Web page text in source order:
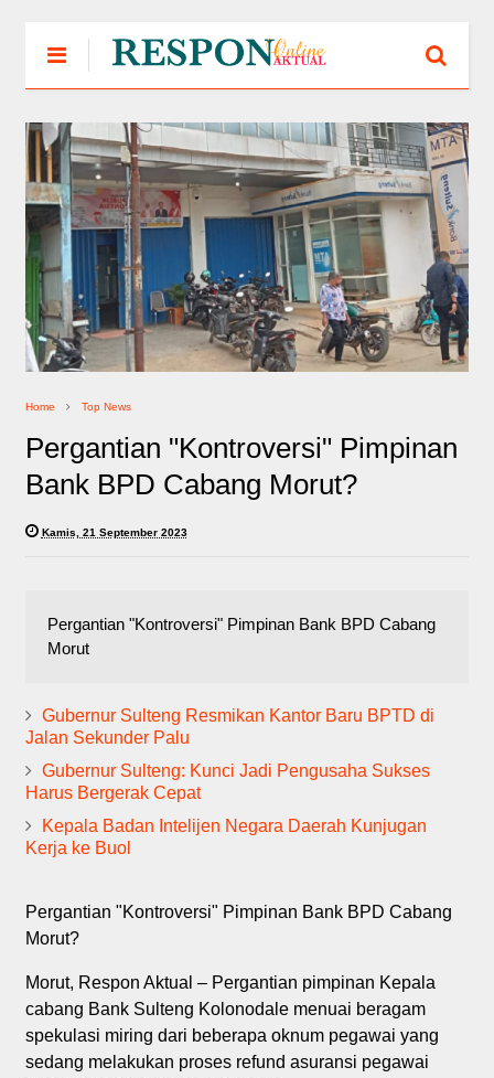
Home Top News
Pergantian "Kontroversi" Pimpinan
Bank BPD Cabang Morut?
Kamis, 21 September 2023
Pergantian "Kontroversi" Pimpinan Bank BPD Cabang
Morut
Gubernur Sulteng Resmikan Kantor Baru BPTD di
Jalan Sekunder Palu
Gubernur Sulteng: Kunci Jadi Pengusaha Sukses
Harus Bergerak Cepat
Kepala Badan Intelijen Negara Daerah Kunjugan
Kerja ke Buol
Pergantian "Kontroversi" Pimpinan Bank BPD Cabang
Morut?
Morut, Respon Aktual – Pergantian pimpinan Kepala
cabang Bank Sulteng Kolonodale menuai beragam
spekulasi miring dari beberapa oknum pegawai yang
sedang melakukan proses refund asuransi pegawai